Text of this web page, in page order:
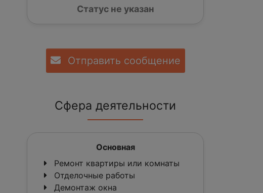
Статус не указан
Отправить сообщение
Сфера деятельности
Основная
Ремонт квартиры или комнаты
Отделочные работы
Демонтаж окна